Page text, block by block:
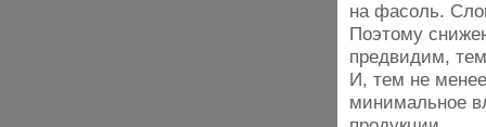
на фасоль.
Поэтому
предвидим,
И, тем не
минимальное